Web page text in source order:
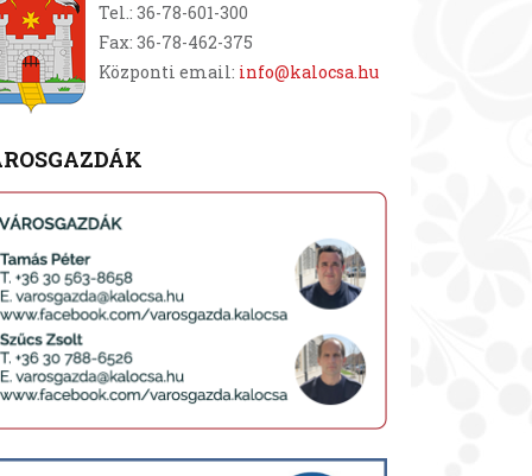
Tel.: 36-78-601-300
Fax: 36-78-462-375
Központi email: info@kalocsa.hu